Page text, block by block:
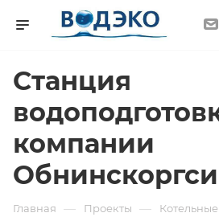
Станция
компании
Главная — Проекты — Котельные